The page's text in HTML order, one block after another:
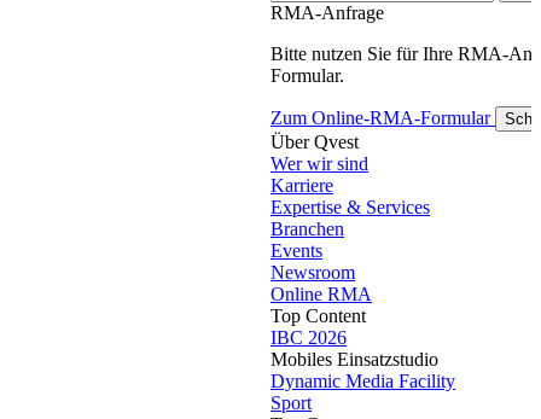
RMA-Anfrage
Bitte nutzen Sie für Ihre RMA-
Formular.
Zum Online-RMA-Formular
Über Qvest
Wer wir sind
Karriere
Expertise & Services
Branchen
Events
Newsroom
Online RMA
Top Content
IBC 2026
Mobiles Einsatzstudio
Dynamic Media Facility
Sport